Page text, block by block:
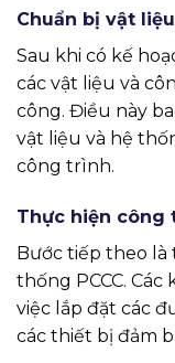
Chuẩn bị vật
Sau khi có kế
các vật liệu và
công. Điều này
vật liệu và hệ
công trình.
Thực hiện công
Bước tiếp theo là
thống PCCC.
việc lắp đặt các
các thiết bị đảm